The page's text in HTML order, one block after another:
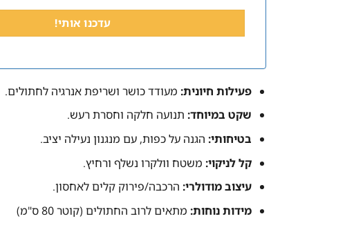
+972
פעילות חיונית:מעודד כושר ושריפת אנרגיה לחתולים.
שקט במיוחד:תנועה חלקה וחסרת רעש.
בטיחותי:הגנה על כפות, עם מנגנון נעילה יציב.
קל לניקוי:משטח וולקרו נשלף ורחיץ.
עיצוב מודולרי:הרכבה/פירוק קלים לאחסון.
מידות נוחות:מתאים לרוב החתולים (קוטר 80 ס"מ)